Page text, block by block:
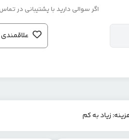
اگر سوالی دارید با پشتیبانی در
زیاد به کم